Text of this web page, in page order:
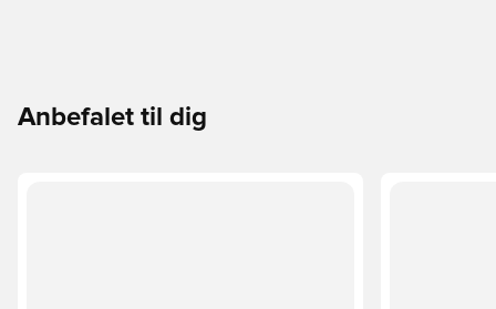
Anbefalet til dig